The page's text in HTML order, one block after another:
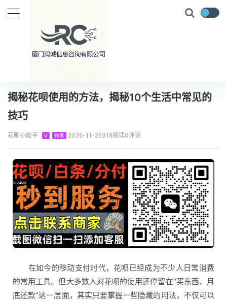
当前位置： 首页 知识百科
揭秘花呗使用的方法，揭秘10个生活中常见的
技巧
花呗小能手 V 作者 2025-11-25318阅读0评论
在如今的移动支付时代，花呗已经成为不少人日常消费
的常用工具。但大多数人对花呗的使用还停留在“买东西、月
底还款”这一层面，其实只要掌握一些隐藏的用法，不仅可以